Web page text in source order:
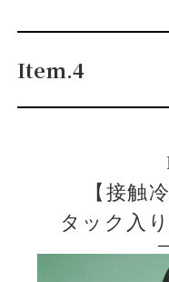
Item.4
【接触
タック入